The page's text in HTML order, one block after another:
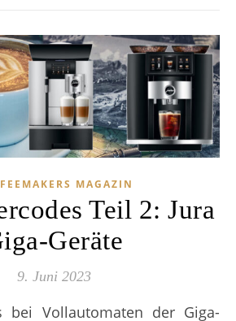
MAGAZIN
Teil 2: Jura
Geräte
9. Juni 2023